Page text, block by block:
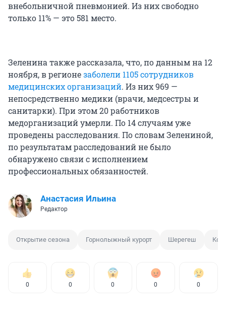
внебольничной пневмонией. Из них свободно
только 11% — это 581 место.
Зеленина также рассказала, что, по данным на 12
ноября, в регионезаболели 1105 сотрудников
медицинских организаций. Из них 969 —
непосредственно медики (врачи, медсестры и
санитарки). При этом 20 работников
медорганизаций умерли. По 14 случаям уже
проведены расследования. По словам Зелениной,
по результатам расследований не было
обнаружено связи с исполнением
профессиональных обязанностей.
Анастасия Ильина
Редактор
Открытие сезона Горнолыжный курорт Шерегеш
0 0 0 0 0